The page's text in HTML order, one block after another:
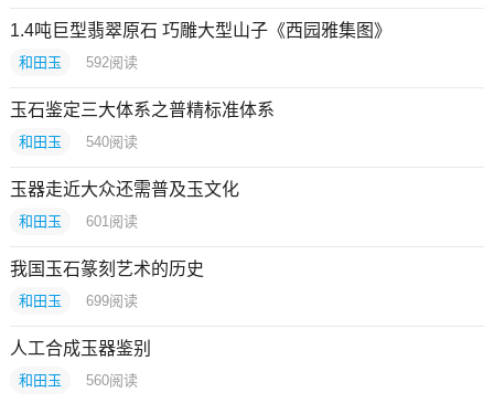
1.4吨巨型翡翠原石 巧雕大型山子《西园雅集图》
和田玉 592阅读
玉石鉴定三大体系之普精标准体系
和田玉 540阅读
玉器走近大众还需普及玉文化
和田玉 601 阅读
我国玉石篆刻艺术的历史
和田玉 699阅读
人工合成玉器鉴别
和田玉 560阅读